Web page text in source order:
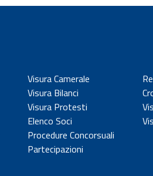
Visura Camerale
Visura Bilanci
Visura Protesti
Elenco Soci
Procedure Concorsuali
Partecipazioni